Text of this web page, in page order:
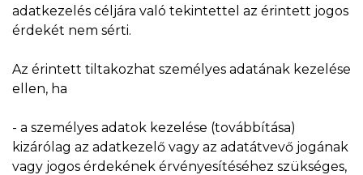
adatkezelés céljára való tekintettel az érintett jogos
érdekét nem sérti.
Az érintett tiltakozhat személyes adatának kezelése
ellen, ha
- a személyes adatok kezelése (továbbítása)
kizárólag az adatkezelő vagy az adatátvevő jogának
vagy jogos érdekének érvényesítéséhez szükséges,